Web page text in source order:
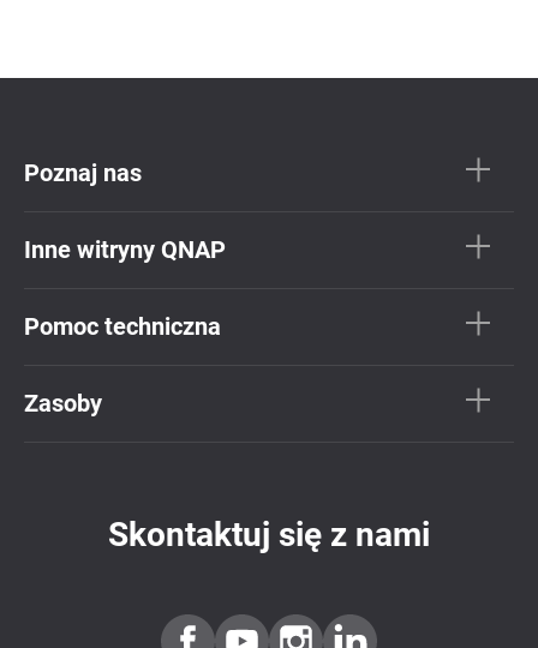
Poznaj nas
Inne witryny QNAP
Pomoc techniczna
Zasoby
Skontaktuj się z nami